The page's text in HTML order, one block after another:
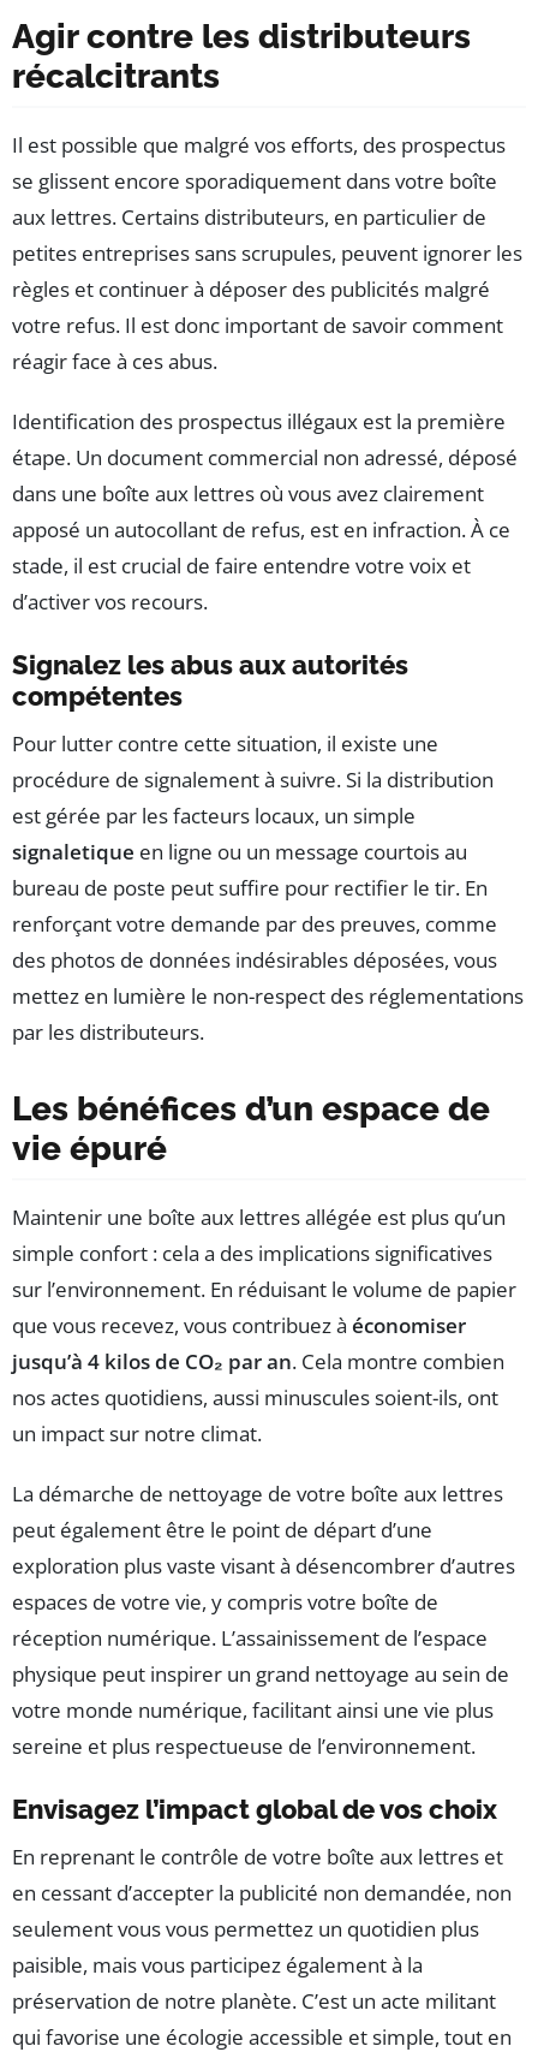
Agir contre les distributeurs
récalcitrants
Il est possible que malgré vos efforts, des prospectus
se glissent encore sporadiquement dans votre boîte
aux lettres. Certains distributeurs, en particulier de
petites entreprises sans scrupules, peuvent ignorer les
règles et continuer à déposer des publicités malgré
votre refus. Il est donc important de savoir comment
réagir face à ces abus.
Identification des prospectus illégaux est la première
étape. Un document commercial non adressé, déposé
dans une boîte aux lettres où vous avez clairement
apposé un autocollant de refus, est en infraction. À ce
stade, il est crucial de faire entendre votre voix et
d’activer vos recours.
Signalez les abus aux autorités
compétentes
Pour lutter contre cette situation, il existe une
procédure de signalement à suivre. Si la distribution
est gérée par les facteurs locaux, un simple
signaletique en ligne ou un message courtois au
bureau de poste peut suffire pour rectifier le tir. En
renforçant votre demande par des preuves, comme
des photos de données indésirables déposées, vous
mettez en lumière le non-respect des réglementations
par les distributeurs.
Les bénéfices d’un espace de
vie épuré
Maintenir une boîte aux lettres allégée est plus qu’un
simple confort : cela a des implications significatives
sur l’environnement. En réduisant le volume de papier
que vous recevez, vous contribuez à économiser
jusqu’à 4 kilos de CO₂ par an. Cela montre combien
nos actes quotidiens, aussi minuscules soient-ils, ont
un impact sur notre climat.
La démarche de nettoyage de votre boîte aux lettres
peut également être le point de départ d’une
exploration plus vaste visant à désencombrer d’autres
espaces de votre vie, y compris votre boîte de
réception numérique. L’assainissement de l’espace
physique peut inspirer un grand nettoyage au sein de
votre monde numérique, facilitant ainsi une vie plus
sereine et plus respectueuse de l’environnement.
Envisagez l’impact global de vos choix
En reprenant le contrôle de votre boîte aux lettres et
en cessant d’accepter la publicité non demandée, non
seulement vous vous permettez un quotidien plus
paisible, mais vous participez également à la
préservation de notre planète. C’est un acte militant
qui favorise une écologie accessible et simple, tout en